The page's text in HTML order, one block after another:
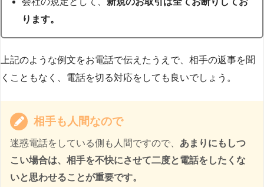
ります。
上記のような例文をお電話で伝えたうえで、相手の返事を聞
くこともなく、電話を切る対応をしても良いでしょう。
相手も人間なので
迷惑電話をしている側も人間ですので、 あまりにもしつ
こい場合は、相手を不快にさせて二度と電話をしたくな
いと思わせることが重要です。